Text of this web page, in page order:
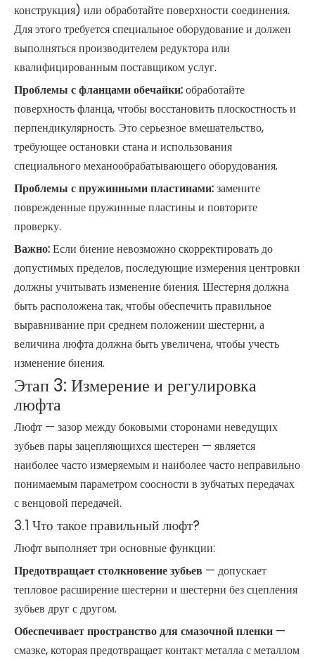
конструкция) или обработайте поверхности соединения.
Для этого требуется специальное оборудование и должен
выполняться производителем редуктора или
квалифицированным поставщиком услуг.
Проблемы с фланцами обечайки:обработайте
поверхность фланца, чтобы восстановить плоскостность и
перпендикулярность. Это серьезное вмешательство,
требующее остановки стана и использования
специального механообрабатывающего оборудования.
Проблемы с пружинными пластинами:замените
поврежденные пружинные пластины и повторите
проверку.
Важно:Если биение невозможно скорректировать до
допустимых пределов, последующие измерения центровки
должны учитывать изменение биения. Шестерня должна
быть расположена так, чтобы обеспечить правильное
выравнивание при среднем положении шестерни, а
величина люфта должна быть увеличена, чтобы учесть
изменение биения.
Этап 3: Измерение и регулировка
люфта
Люфт — зазор между боковыми сторонами неведущих
зубьев пары зацепляющихся шестерен — является
наиболее часто измеряемым и наиболее часто неправильно
понимаемым параметром соосности в зубчатых передачах
с венцовой передачей.
3.1 Что такое правильный люфт?
Люфт выполняет три основные функции:
Предотвращает столкновение зубьев — допускает
тепловое расширение шестерни и шестерни без сцепления
зубьев друг с другом.
Обеспечивает пространство для смазочной пленки —
смазке, которая предотвращает контакт металла с металлом